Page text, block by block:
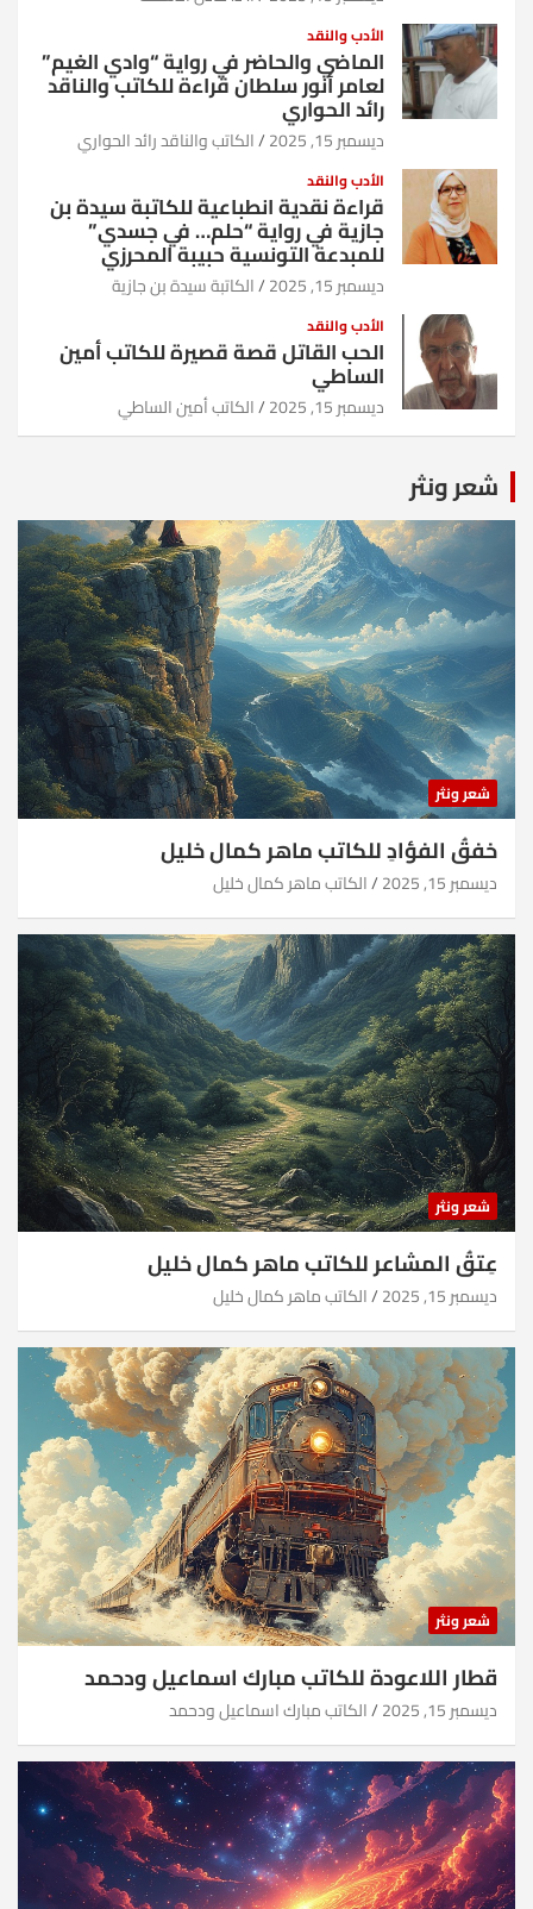
الأدب والنقد
الماضي والحاضر في رواية “وادي الغيم”
لعامر أنور سلطان قراءة للكاتب والناقد
رائد الحواري
ديسمبر 15, 2025 الكاتب والناقد رائد الحواري
الأدب والنقد
قراءة نقدية انطباعية للكاتبة سيدة بن
جازية في رواية “حلم… في جسدي”
للمبدعة التونسية حبيبة المحرزي
ديسمبر 15, 2025 الكاتبة سيدة بن جازية
الأدب والنقد
الحب القاتل قصة قصيرة للكاتب أمين
الساطي
ديسمبر 15, 2025 الكاتب أمين الساطي
شعر ونثر
شعر ونثر
خفقُ الفؤادِ للكاتب ماهر كمال خليل
ديسمبر 15, 2025 الكاتب ماهر كمال خليل
شعر ونثر
عِتقُ المشاعر للكاتب ماهر كمال خليل
ديسمبر 15, 2025 الكاتب ماهر كمال خليل
شعر ونثر
قطار اللاعودة للكاتب مبارك اسماعيل ودحمد
ديسمبر 15, 2025 الكاتب مبارك اسماعيل ودحمد